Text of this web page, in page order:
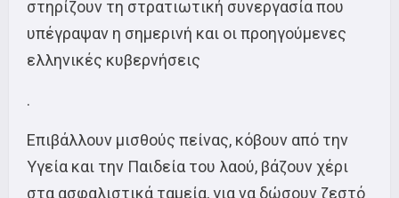
στηρίζουν τη στρατιωτική συνεργασία που
υπέγραψαν η σημερινή και οι προηγούμενες
ελληνικές κυβερνήσεις
.
Επιβάλλουν μισθούς πείνας, κόβουν από την
Υγεία και την Παιδεία του λαού, βάζουν χέρι
στα ασφαλιστικά ταμεία, για να δώσουν ζεστό